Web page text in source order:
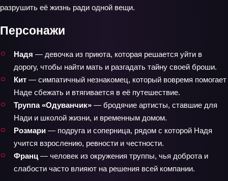
разрушить её жизнь ради одной вещи.
Персонажи
Надя — девочка из приюта, которая решается уйти в
дорогу, чтобы найти мать и разгадать тайну своей броши.
Кит — симпатичный незнакомец, который вовремя помогает
Наде сбежать и втягивается в её путешествие.
Труппа «Одуванчик» — бродячие артисты, ставшие для
Нади и школой жизни, и временным домом.
Розмари — подруга и соперница, рядом с которой Надя
учится взрослению, ревности и честности.
Франц — человек из окружения труппы, чья доброта и
слабости часто влияют на решения всей компании.